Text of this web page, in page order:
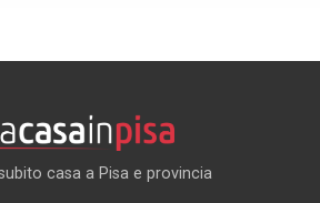
casa a Pisa e provincia